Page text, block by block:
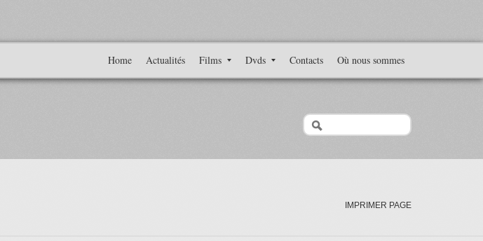
Home Actualités Films Dvds Contacts Où nous sommes
IMPRIMER PAGE